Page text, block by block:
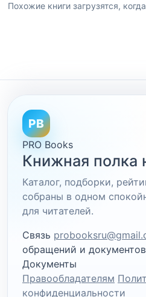
Похожие книги загрузятся,
PB
PRO Books
Книжная полка
Каталог, подборки,
собраны в одном
для читателей.
Связь
обращений и
Документы
Правообладателям
конфиденциальности